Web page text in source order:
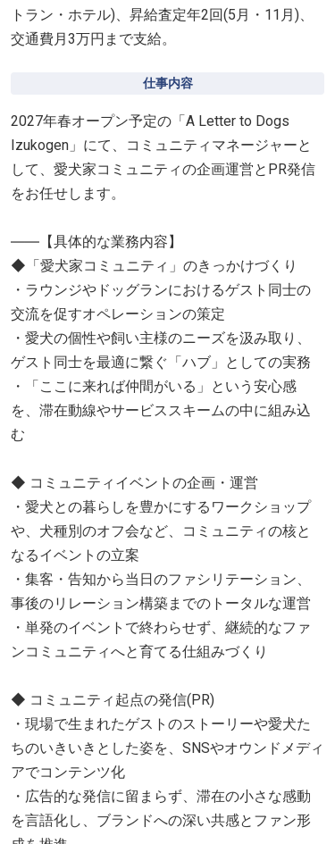
トラン・ホテル)、昇給査定年2回(5月・11月)、
交通費月3万円まで支給。
仕事内容
2027年春オープン予定の「A Letter to Dogs
Izukogen」にて、コミュニティマネージャーと
して、愛犬家コミュニティの企画運営とPR発信
をお任せします。
――【具体的な業務内容】
◆「愛犬家コミュニティ」のきっかけづくり
・ラウンジやドッグランにおけるゲスト同士の
交流を促すオペレーションの策定
・愛犬の個性や飼い主様のニーズを汲み取り、
ゲスト同士を最適に繋ぐ「ハブ」としての実務
・「ここに来れば仲間がいる」という安心感
を、滞在動線やサービススキームの中に組み込
む
◆ コミュニティイベントの企画・運営
・愛犬との暮らしを豊かにするワークショップ
や、犬種別のオフ会など、コミュニティの核と
なるイベントの立案
・集客・告知から当日のファシリテーション、
事後のリレーション構築までのトータルな運営
・単発のイベントで終わらせず、継続的なファ
ンコミュニティへと育てる仕組みづくり
◆ コミュニティ起点の発信(PR)
・現場で生まれたゲストのストーリーや愛犬た
ちのいきいきとした姿を、SNSやオウンドメディ
アでコンテンツ化
・広告的な発信に留まらず、滞在の小さな感動
を言語化し、ブランドへの深い共感とファン形